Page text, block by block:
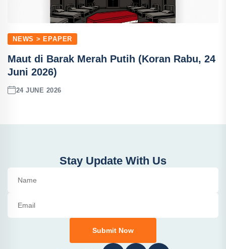
NEWS > EPAPER
Maut di Barak Merah Putih (Koran Rabu, 24
Juni 2026)
24 JUNE 2026
Stay Update With Us
Submit Now